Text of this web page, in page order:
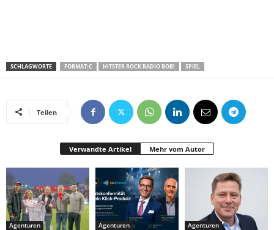
SCHLAGWORTE FORMAT:C HITSTER ROCK RADIO BOB! SPIEL
Teilen
Verwandte Artikel Mehr vom Autor
Agenturen Agenturen Agenturen